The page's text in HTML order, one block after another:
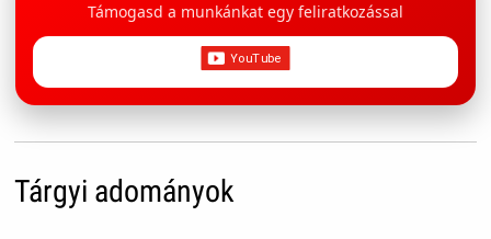
Támogasd a munkánkat egy feliratkozással
Tárgyi adományok